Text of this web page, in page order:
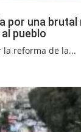
por una brutal
pueblo
la reforma de la...